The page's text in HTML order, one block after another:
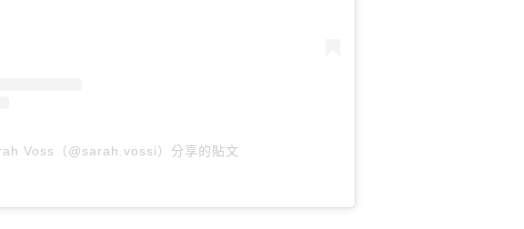
Voss（@sarah.vossi）分享的貼文